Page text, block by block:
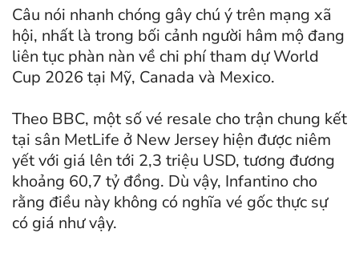
Câu nói nhanh chóng gây chú ý trên mạng xã
hội, nhất là trong bối cảnh người hâm mộ đang
liên tục phàn nàn về chi phí tham dự World
Cup 2026 tại Mỹ, Canada và Mexico.
Theo BBC, một số vé resale cho trận chung kết
tại sân MetLife ở New Jersey hiện được niêm
yết với giá lên tới 2,3 triệu USD, tương đương
khoảng 60,7 tỷ đồng. Dù vậy, Infantino cho
rằng điều này không có nghĩa vé gốc thực sự
có giá như vậy.